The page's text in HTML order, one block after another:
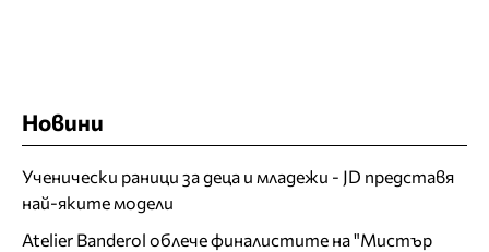
Новини
Ученически раници за деца и младежи - JD представя
най-яките модели
Atelier Banderol облече финалистите на "Мистър